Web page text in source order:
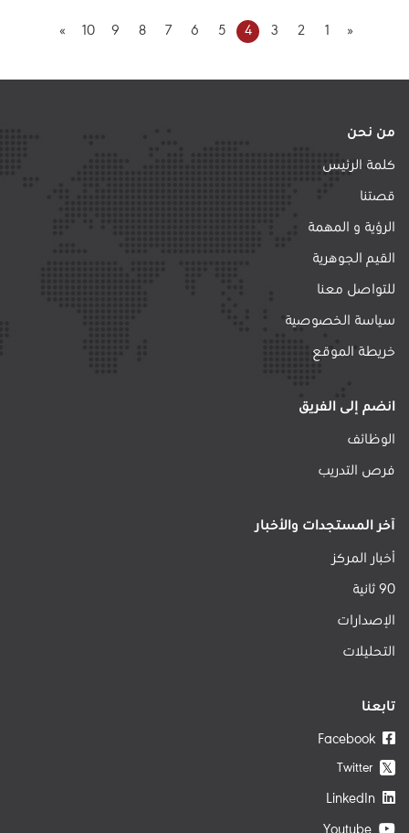
«
1
2
3
4
5
6
7
8
9
10
»
من نحن
كلمة الرئيس
قصتنا
الرؤية و المهمة
القيم الجوهرية
للتواصل معنا
سياسة الخصوصية
خريطة الموقع
انضم إلى الفريق
الوظائف
فرص التدريب
آخر المستجدات والأخبار
أخبار المركز
90 ثانية
الإصدارات
التحليلات
تابعنا
𝕏
Twitter